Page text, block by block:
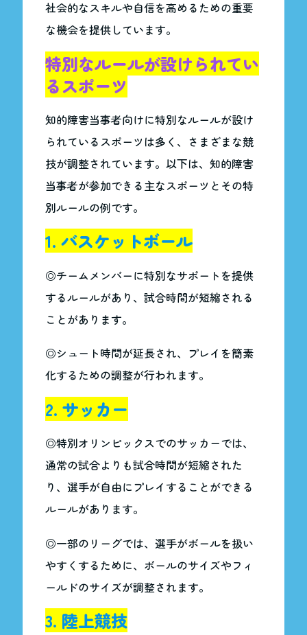
社会的なスキルや自信を高めるための重要
な機会を提供しています。
特別なルールが設けられてい
るスポーツ
知的障害当事者向けに特別なルールが設け
られているスポーツは多く、さまざまな競
技が調整されています。以下は、知的障害
当事者が参加できる主なスポーツとその特
別ルールの例です。
1. バスケットボール
◎チームメンバーに特別なサポートを提供
するルールがあり、試合時間が短縮される
ことがあります。
◎シュート時間が延長され、プレイを簡素
化するための調整が行われます。
2. サッカー
◎特別オリンピックスでのサッカーでは、
通常の試合よりも試合時間が短縮された
り、選手が自由にプレイすることができる
ルールがあります。
◎一部のリーグでは、選手がボールを扱い
やすくするために、ボールのサイズやフィ
ールドのサイズが調整されます。
3. 陸上競技